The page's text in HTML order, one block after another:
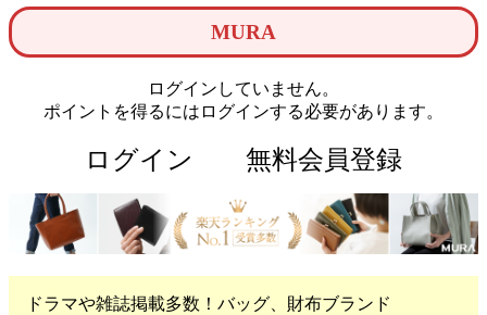
MURA
ログインしていません。
ポイントを得るにはログインする必要があります。
ログイン 無料会員登録
ドラマや雑誌掲載多数！バッグ、財布ブランド